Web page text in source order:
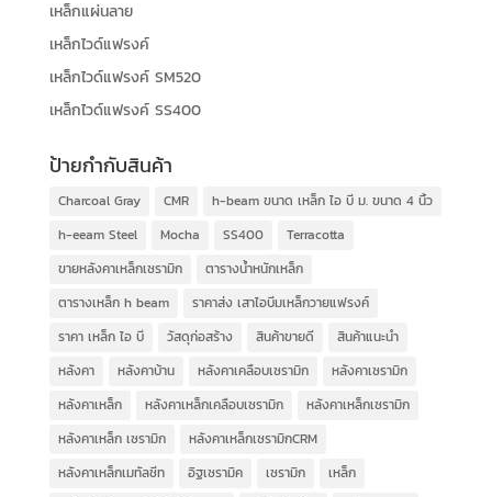
เหล็กแผ่นลาย
เหล็กไวด์แฟรงค์
เหล็กไวด์แฟรงค์ SM520
เหล็กไวด์แฟรงค์ SS400
ป้ายกำกับสินค้า
Charcoal Gray CMR
h-beam ขนาด เหล็ก ไอ บี ม. ขนาด 4 นิ้ว
h-eeam Steel
Mocha SS400
Terracotta
ขายหลังคาเหล็กเซรามิก
ตารางน้ำหนักเหล็ก
ตารางเหล็ก h beam
ราคาส่ง เสาไอบีมเหล็กวายแฟรงค์
ราคา เหล็ก ไอ บี
วัสดุก่อสร้าง สินค้าขายดี
สินค้าแนะนำ
หลังคา
หลังคาบ้าน หลังคาเคลือบเซรามิก
หลังคาเซรามิก
หลังคาเหล็ก
หลังคาเหล็กเคลือบเซรามิก
หลังคาเหล็กเซรามิก
หลังคาเหล็ก เซรามิก
หลังคาเหล็กเซรามิกCRM
หลังคาเหล็กเมทัลชีท
อิฐเซรามิค เซรามิก
เหล็ก